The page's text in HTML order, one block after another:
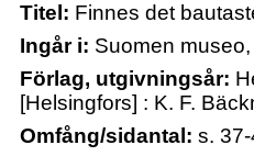
Titel: Finnes det
Ingår i: Suomen
Förlag, utgivningsår:
[Helsingfors] : K. F.
Omfång/sidantal: s.